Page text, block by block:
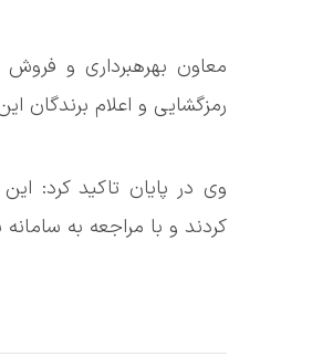
رمزگشایی و اعلام برندگان
وی در پایان تاکید کرد:
کردند و با مراجعه به